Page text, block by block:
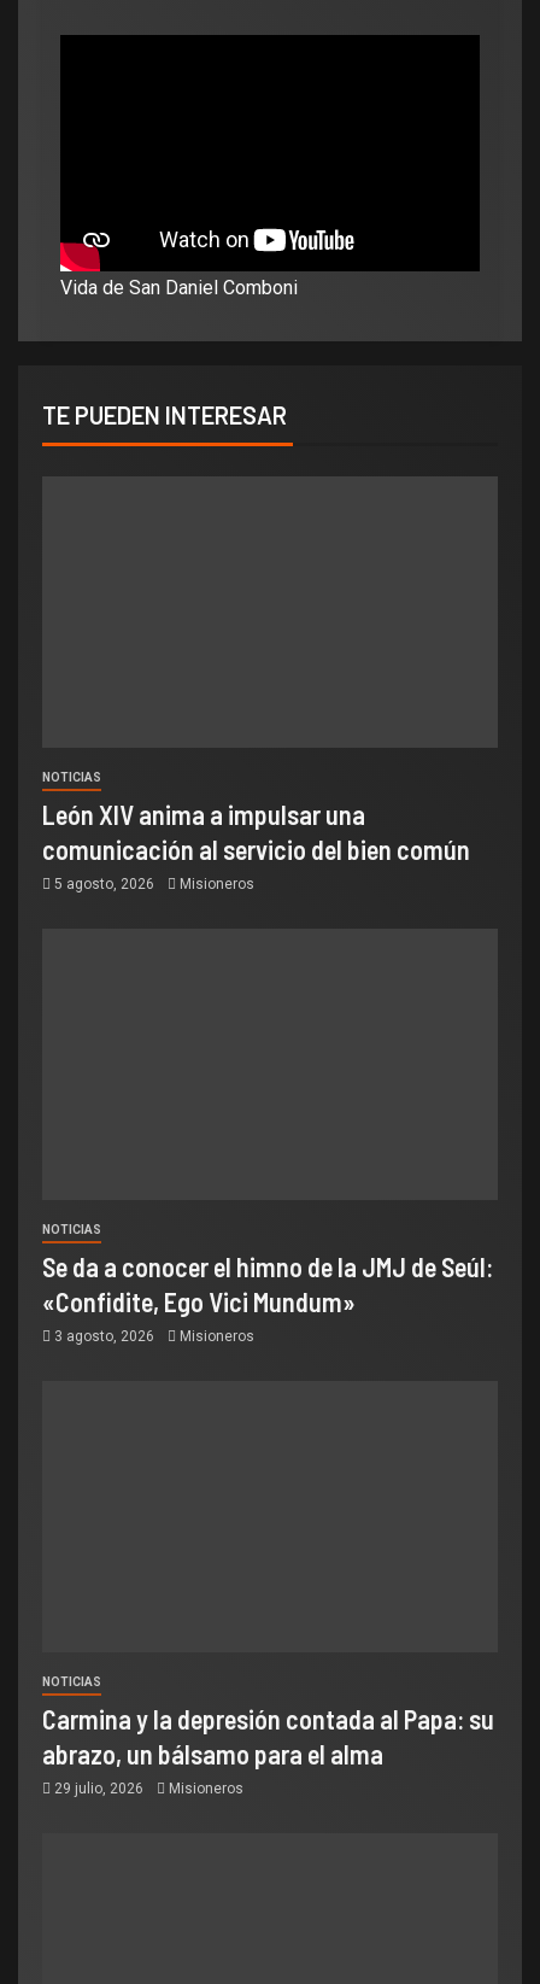
Vida de San Daniel Comboni
TE PUEDEN INTERESAR
NOTICIAS
León XIV anima a impulsar una
comunicación al servicio del bien común
5 agosto, 2026 Misioneros
NOTICIAS
Se da a conocer el himno de la JMJ de Seúl:
«Confidite, Ego Vici Mundum»
3 agosto, 2026 Misioneros
NOTICIAS
Carmina y la depresión contada al Papa: su
abrazo, un bálsamo para el alma
29 julio, 2026 Misioneros